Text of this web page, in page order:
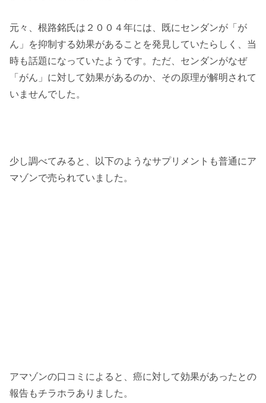
元々、根路銘氏は２００４年には、既にセンダンが「が
ん」を抑制する効果があることを発見していたらしく、当
時も話題になっていたようです。ただ、センダンがなぜ
「がん」に対して効果があるのか、その原理が解明されて
いませんでした。
少し調べてみると、以下のようなサプリメントも普通にア
マゾンで売られていました。
アマゾンの口コミによると、癌に対して効果があったとの
報告もチラホラありました。